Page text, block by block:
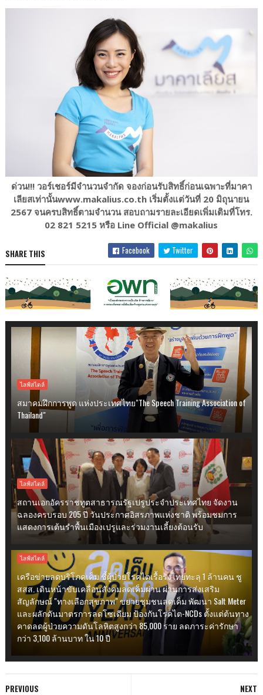
ด่วน!!! วอร์เชอร์มีจำนวนจำกัด จองก่อนรับสิทธิ์ก่อนเฉพาะที่มาคา
เลียสเท่านั้นwww.makalius.co.th เริ่มตั้งแต่วันที่ 20 มิถุนายน
2567 จนครบสิทธิ์ตามจำนวน สอบถามรายละเอียดเพิ่มเติมที่โทร.
02 821 5215 หรือ Line Official @makalius
SHARE THIS Facebook Twitter
ไลฟ์สไตล์
สมาคมฝึกการพูด แห่งประเทศไทย"The Speech Training Association of
Thailand"
ไลฟ์สไตล์
สถานเอกอัครราชทูตสาธารณรัฐเปรูประจำประเทศไทย จัดงาน
ฉลองครบรอบ 205 ปี วันประกาศอิสรภาพแห่งชาติ พร้อมชมการ
แสดงการเต้นรำพื้นเมืองเปรูและร่วมงานเลี้ยงต้อนรับ
ไลฟ์สไตล์
เครือข่ายลดบริโภคเค็ม ชี้ผู้ป่วยโรคไตเรื้อรังไทยทะลุ 1 ล้านคน ชู
สสส. เดินหน้าขับเคลื่อนสังคมลดเค็มผ่าน ผ่านการส่งเสริม
สัญลักษณ์ "ทางเลือกสุขภาพ" ขยายชุมชนลดเค็ม พัฒนา Salt Meter
และผลักดันมาตรการลดโซเดียม ป้องกันโรคไต-NCDs ตั้งแต่ต้นทาง
คาดลดผู้ป่วยความดันโลหิตสูงกว่า 85,000 ราย ลดภาระค่ารักษา
กว่า 3,100 ล้านบาท ใน 10 ปี
NEXT
PREVIOUS